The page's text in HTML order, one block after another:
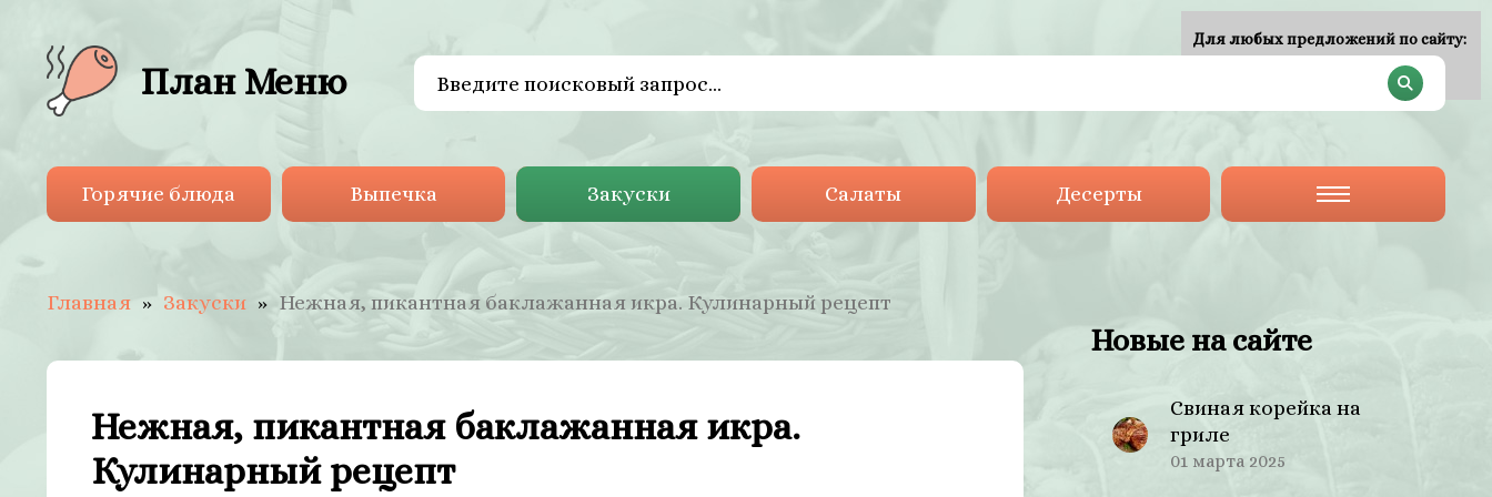
План Меню
Горячие блюда Выпечка Закуски Салаты Десерты
Главная Закуски Нежная, пикантная баклажанная икра. Кулинарный рецепт
Нежная, пикантная баклажанная икра.
Кулинарный рецепт
Новые на сайте
Свиная корейка на
гриле
01 марта 2025
Для любых предложений по сайту: